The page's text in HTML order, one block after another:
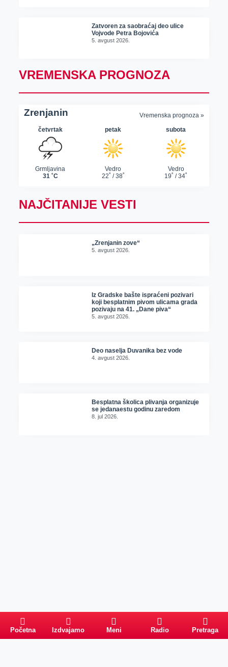
Zatvoren za saobraćaj deo ulice
Vojvode Petra Bojovića
5. avgust 2026.
VREMENSKA PROGNOZA
NAJČITANIJE VESTI
„Zrenjanin zove“
5. avgust 2026.
Iz Gradske bašte ispraćeni pozivari
koji besplatnim pivom ulicama grada
pozivaju na 41. „Dane piva“
5. avgust 2026.
Deo naselja Duvanika bez vode
4. avgust 2026.
Besplatna školica plivanja organizuje
se jedanaestu godinu zaredom
8. jul 2026.
Početna Izdvajamo Meni Radio Pretraga